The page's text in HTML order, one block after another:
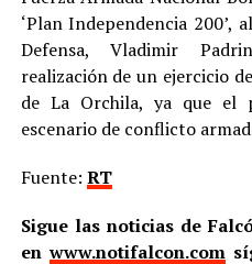
‘Plan Independencia
Defensa, Vladimir
realización de un ejercicio
de La Orchila, ya que el
escenario de conflicto
Fuente: RT
Sigue las noticias de
enwww.notifalcon.com